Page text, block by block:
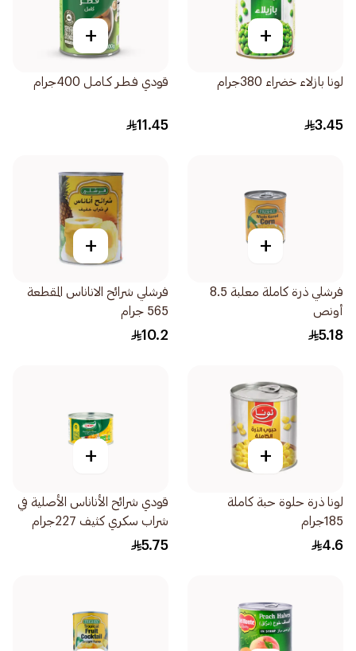
+
لونا بازلاء خضراء 380جرام
3.45
+
قودي فـطـر كـامـل 400جرام
11.45
+
فرشلي ذرة كاملة معلبة 8.5
أونص
5.18
+
فرشلي شرائح الاناناس المقطعة
565 جرام
10.2
+
لونا ذرة حلوة حبة كاملة
185جرام
4.6
+
قودي شرائح الأناناس الأصلية في
شراب سكري كثيف 227جرام
5.75